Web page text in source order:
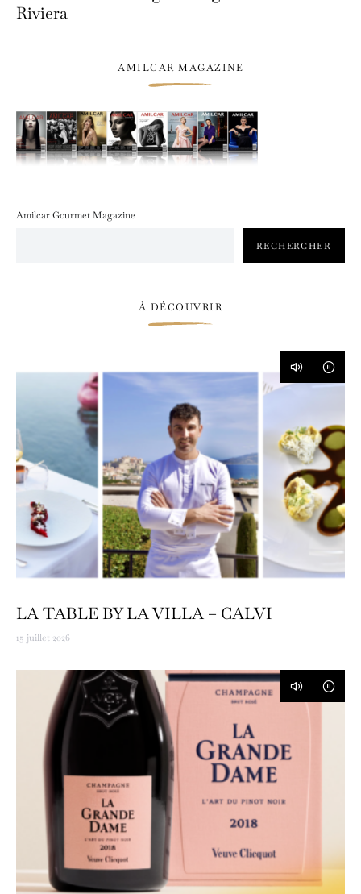
Riviera
AMILCAR MAGAZINE
Amilcar Gourmet Magazine
RECHERCHER
À DÉCOUVRIR
LA TABLE BY LA VILLA – CALVI
15 juillet 2026